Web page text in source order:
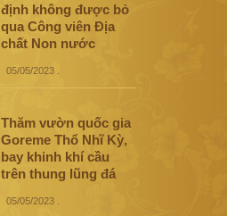
định không được bỏ
qua Công viên Địa
chất Non nước
05/05/2023.
Thăm vườn quốc gia
Goreme Thổ Nhĩ Kỳ,
bay khinh khí cầu
trên thung lũng đá
05/05/2023.